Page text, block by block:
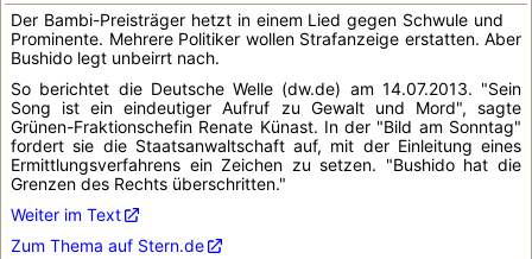
Der Bambi-Preisträger hetzt in einem Lied gegen Schwule und
Prominente. Mehrere Politiker wollen Strafanzeige erstatten. Aber
Bushido legt unbeirrt nach.
So berichtet die Deutsche Welle (dw.de) am 14.07.2013. "Sein
Song ist ein eindeutiger Aufruf zu Gewalt und Mord", sagte
Grünen-Fraktionschefin Renate Künast. In der "Bild am Sonntag"
fordert sie die Staatsanwaltschaft auf, mit der Einleitung eines
Ermittlungsverfahrens ein Zeichen zu setzen. "Bushido hat die
Grenzen des Rechts überschritten."
Weiter im Text
Zum Thema auf Stern.de